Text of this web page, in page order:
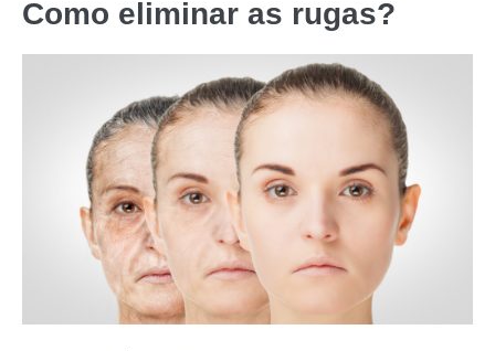
Como eliminar as rugas?